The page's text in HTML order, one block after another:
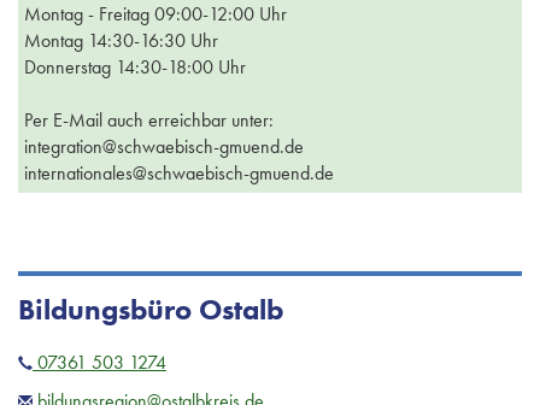
Montag - Freitag 09:00-12:00 Uhr
Montag 14:30-16:30 Uhr
Donnerstag 14:30-18:00 Uhr
Per E-Mail auch erreichbar unter:
integration@schwaebisch-gmuend.de
internationales@schwaebisch-gmuend.de
Bildungsbüro Ostalb
07361 503 1274